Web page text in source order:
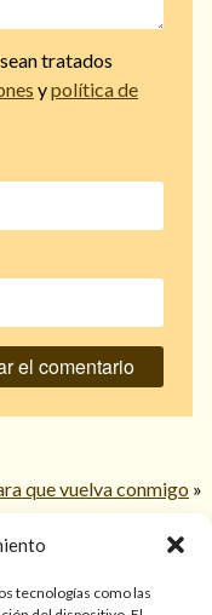
tecnologías como las
tratados
ypolítica de
que vuelva conmigo »